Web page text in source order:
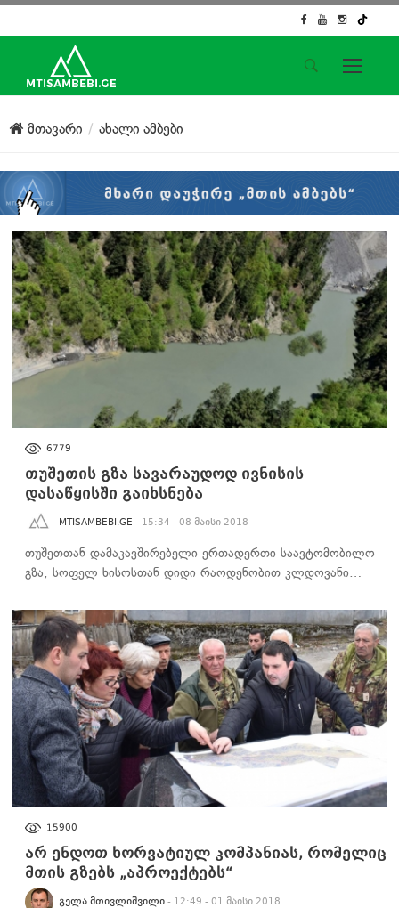
საიტის მენიუ
მთავარი
ქართული საქმე
ჩვენ შესახებ
კონტაქტი
სოციალური ქსელები
მთავარი ახალი ამბები
6779
თუშეთის გზა სავარაუდოდ ივნისის
დასაწყისში გაიხსნება
MTISAMBEBI.GE - 15:34 - 08 მაისი 2018
თუშეთთან დამაკავშირებელი ერთადერთი საავტომობილო
გზა, სოფელ ხისოსთან დიდი რაოდენობით კლდოვანი…
15900
არ ენდოთ ხორვატიულ კომპანიას, რომელიც
მთის გზებს „აპროექტებს“
ᲒᲔᲚᲐ ᲛᲗᲘᲕᲚᲘᲨᲕᲘᲚᲘ - 12:49 - 01 მაისი 2018